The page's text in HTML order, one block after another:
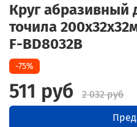
Круг абразивный
точила
F-BD8032B
-75%
511 руб
2 032 руб